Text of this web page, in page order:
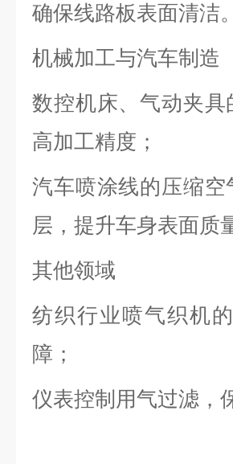
确保线路板表面清洁。
机械加工与汽车制造
数控机床、气动夹
高加工精度；
汽车喷涂线的压缩
层，提升车身表面质
其他领域
纺织行业喷气织机
障；
仪表控制用气过滤，